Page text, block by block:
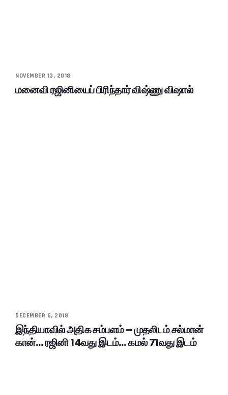
NOVEMBER 13, 2018
மனைவி ரஜினியைப் பிரிந்தார் விஷ்ணு விஷால்
DECEMBER 6, 2018
இந்தியாவில் அதிக சம்பளம் – முதலிடம் சல்மான்
கான்… ரஜினி 14வது இடம்… கமல் 71வது இடம்